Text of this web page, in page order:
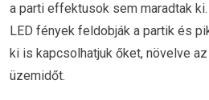
a parti effektusok sem maradtak
LED fények feldobják a partik és
ki is kapcsolhatjuk őket, növelve
üzemidőt.